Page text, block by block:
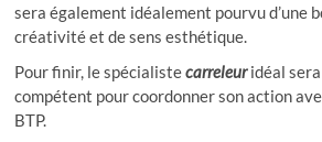
sera également idéalement pourvu d’une
créativité et de sens esthétique.
Pour finir, le spécialistecarreleuridéal
compétent pour coordonner son action
BTP.